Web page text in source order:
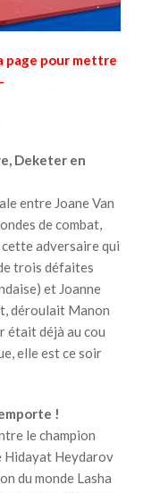
page pour mettre
Deketer en
entre Joane Van
de combat,
cette adversaire qui
trois défaites
et Joanne
déroulait Manon
était déjà au cou
elle est ce soir
!
le champion
Hidayat Heydarov
du monde Lasha